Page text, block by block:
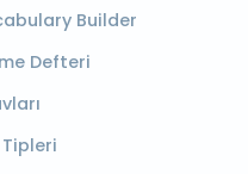
Builder
Defteri
Tipleri